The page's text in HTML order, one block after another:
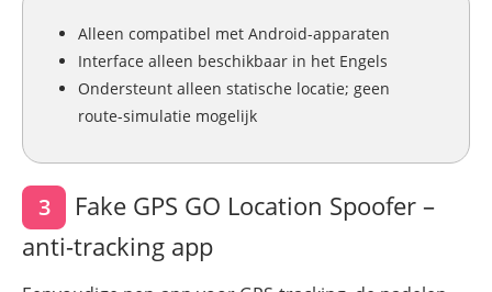
Alleen compatibel met Android-apparaten
Interface alleen beschikbaar in het Engels
Ondersteunt alleen statische locatie; geen
route-simulatie mogelijk
3
Fake GPS GO Location Spoofer –
anti-tracking app